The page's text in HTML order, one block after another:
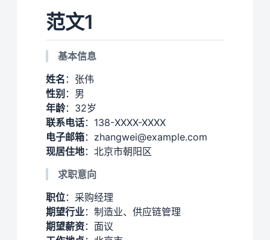
范文1
基本信息
姓名 ：张伟
性别 ：男
年龄：32岁
联系电话：138-XXXX-XXXX
电子邮箱：zhangwei@example.com
现居住地：北京市朝阳区
求职意向
职位：采购经理
期望行业：制造业、供应链管理
期望薪资：面议